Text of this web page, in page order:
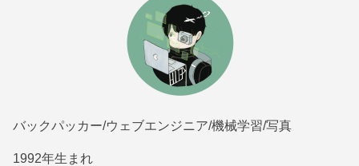
バックパッカー/ウェブエンジニア/機械学習/写真
1992年生まれ